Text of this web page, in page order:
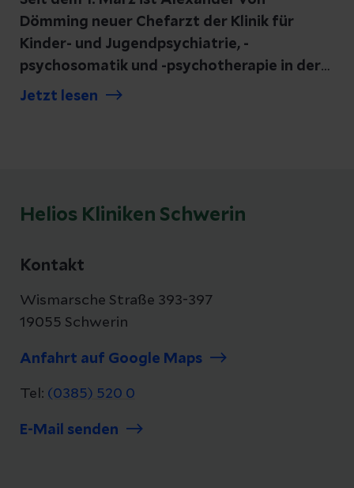
Dömming neuer Chefarzt der Klinik für
Kinder- und Jugendpsychiatrie, -
psychosomatik und -psychotherapie in der
Carl-Friedrich-Flemming-Klinik (CFFK). Er
Jetzt lesen
Helios Kliniken Schwerin
Kontakt
Wismarsche Straße 393-397
19055 Schwerin
Anfahrt auf Google Maps
Tel: (0385) 520 0
E-Mail senden